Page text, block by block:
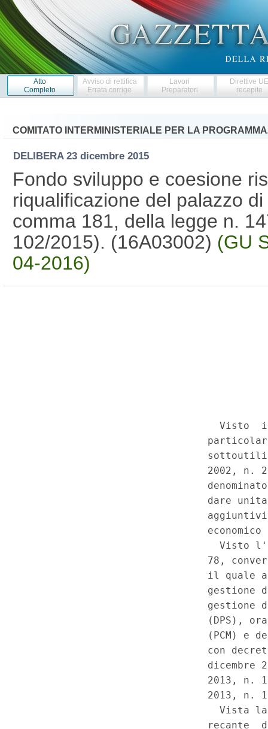
Atto
Completo
Avviso di rettifica
Errata corrige
Lavori
Preparatori
Direttive
recepite
COMITATO INTERMINISTERIALE PER LA
DELIBERA 23 dicembre 2015
Fondo sviluppo e coesione
riqualificazione del palazzo
comma 181, della legge n.
102/2015). (16A03002) (GU
04-2016)